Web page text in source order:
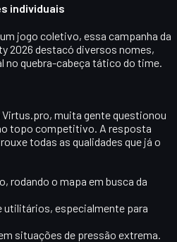
individuais
jogo coletivo, essa campanha da
2026 destacó diversos nomes,
no quebra-cabeça tático do time.
Virtus.pro, muita gente questionou
topo competitivo. A resposta
todas as qualidades que já o
rodando o mapa em busca da
utilitários, especialmente para
situações de pressão extrema.